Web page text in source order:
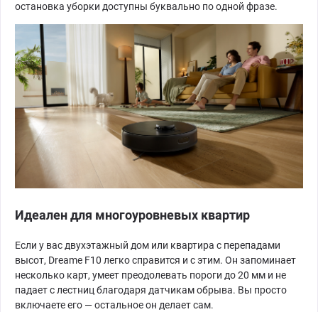
остановка уборки доступны буквально по одной фразе.
Идеален для многоуровневых квартир
Если у вас двухэтажный дом или квартира с перепадами
высот, Dreame F10 легко справится и с этим. Он запоминает
несколько карт, умеет преодолевать пороги до 20 мм и не
падает с лестниц благодаря датчикам обрыва. Вы просто
включаете его — остальное он делает сам.